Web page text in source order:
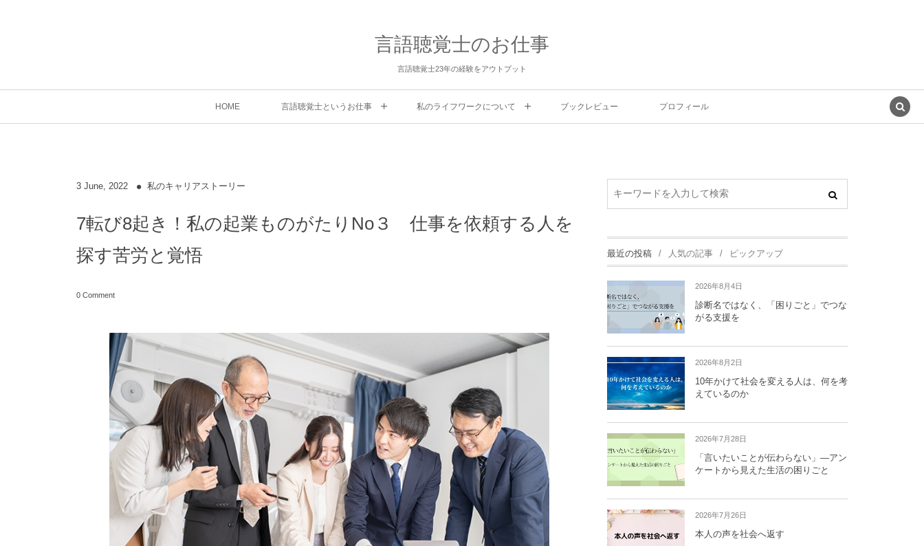
言語聴覚士のお仕事
言語聴覚士23年の経験をアウトプット
HOME 言語聴覚士というお仕事 私のライフワークについて ブックレビュー プロフィール
3 June, 2022 私のキャリアストーリー
7転び8起き！私の起業ものがたりNo３ 仕事を依頼する人を
探す苦労と覚悟
0 Comment
最近の投稿 人気の記事 ピックアップ
2026年8月4日
診断名ではなく、「困りごと」でつな
がる支援を
2026年8月2日
10年かけて社会を変える人は、何を考
えているのか
2026年7月28日
「言いたいことが伝わらない」―アン
ケートから見えた生活の困りごと
2026年7月26日
本人の声を社会へ返す